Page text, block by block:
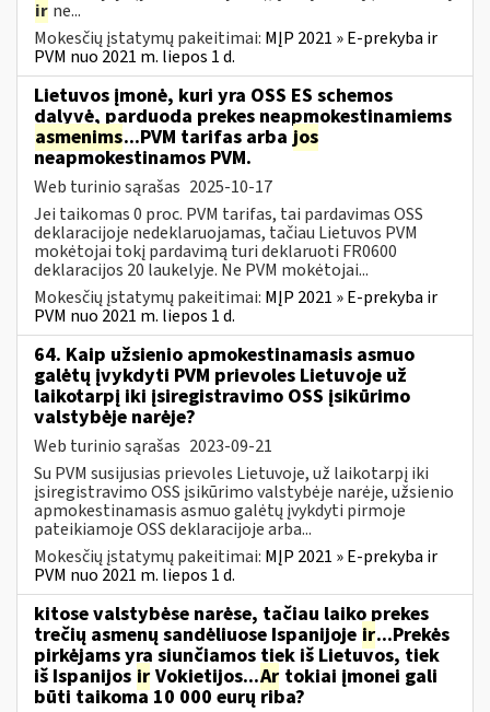
ir ne...
Mokesčių įstatymų pakeitimai: MĮP 2021 » E-prekyba ir
PVM nuo 2021 m. liepos 1 d.
Lietuvos įmonė, kuri yra OSS ES schemos
dalyvė, parduoda prekes neapmokestinamiems
asmenims...PVM tarifas arba jos
neapmokestinamos PVM.
Web turinio sąrašas 2025-10-17
Jei taikomas 0 proc. PVM tarifas, tai pardavimas OSS
deklaracijoje nedeklaruojamas, tačiau Lietuvos PVM
mokėtojai tokį pardavimą turi deklaruoti FR0600
deklaracijos 20 laukelyje. Ne PVM mokėtojai...
Mokesčių įstatymų pakeitimai: MĮP 2021 » E-prekyba ir
PVM nuo 2021 m. liepos 1 d.
64. Kaip užsienio apmokestinamasis asmuo
galėtų įvykdyti PVM prievoles Lietuvoje už
laikotarpį iki įsiregistravimo OSS įsikūrimo
valstybėje narėje?
Web turinio sąrašas 2023-09-21
Su PVM susijusias prievoles Lietuvoje, už laikotarpį iki
įsiregistravimo OSS įsikūrimo valstybėje narėje, užsienio
apmokestinamasis asmuo galėtų įvykdyti pirmoje
pateikiamoje OSS deklaracijoje arba...
Mokesčių įstatymų pakeitimai: MĮP 2021 » E-prekyba ir
PVM nuo 2021 m. liepos 1 d.
kitose valstybėse narėse, tačiau laiko prekes
trečių asmenų sandėliuose Ispanijoje ir...Prekės
pirkėjams yra siunčiamos tiek iš Lietuvos, tiek
iš Ispanijos ir Vokietijos...Ar tokiai įmonei gali
būti taikoma 10 000 eurų riba?